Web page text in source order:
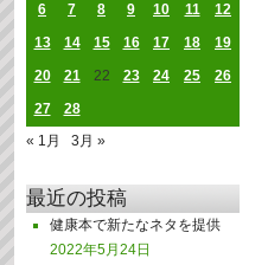
6
7 8 9 10 11
12
13
14 15 16 17 18
19
20
21 22 23 24 25
26
27
28
« 1月
3月 »
最近の投稿
健康本で新たなネタを提供
2022年5月24日